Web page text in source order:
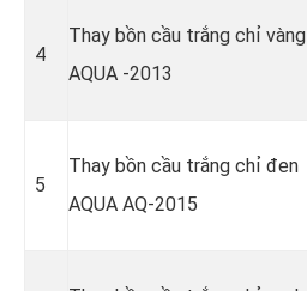
4
Thay bồn cầu trắng chỉ vàng
AQUA -2013
5
Thay bồn cầu trắng chỉ đen
AQUA AQ-2015